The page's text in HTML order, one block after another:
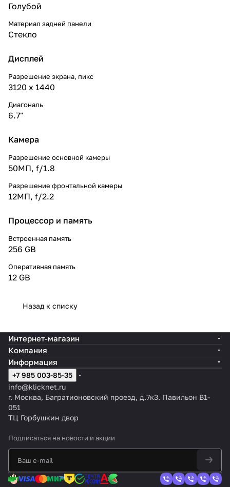
Голубой
Материал задней панели
Стекло
Дисплей
Разрешение экрана, пикс
3120 х 1440
Диагональ
6.7"
Камера
Разрешение основной камеры
50МП, f/1.8
Разрешение фронтальной камеры
12МП, f/2.2
Процессор и память
Встроенная память
256 GB
Оперативная память
12 GB
Назад к списку
Интернет-магазин
Компания
Информация
+7 985 003-85-35
info@klicknet.ru
г. Москва, Багратионовский проезд, д.7к3. Павильон B1-
051
ТЦ Горбушкин двор
Подписаться на новости и акции